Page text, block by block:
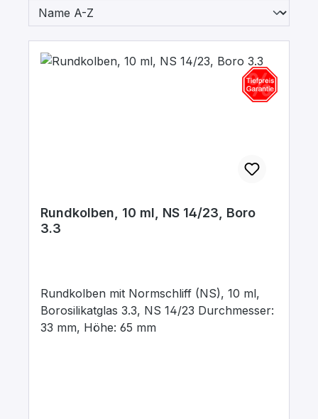
Rundkolben, 10 ml, NS 14/23, Boro
3.3
Rundkolben mit Normschliff (NS), 10 ml,
Borosilikatglas 3.3, NS 14/23 Durchmesser:
33 mm, Höhe: 65 mm